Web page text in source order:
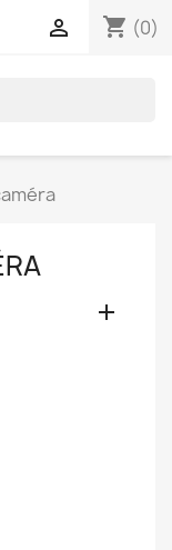
shopping_cart (0)

